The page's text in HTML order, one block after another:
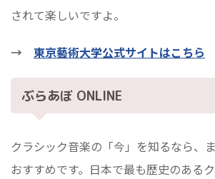
されて楽しいですよ。
→ 東京藝術大学公式サイトはこちら
ぶらあぼ ONLINE
クラシック音楽の「今」を知るなら、
おすすめです。日本で最も歴史のある